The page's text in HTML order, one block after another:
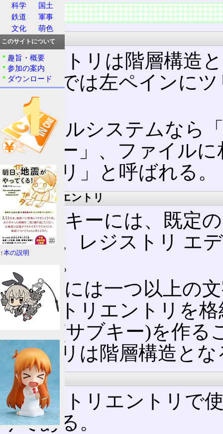
特徴
階層構造
レジストリは階層構造
ィターでは左ペインに
れる。
ファイルシステムなら
が「キー」、ファイル
エントリ」と呼ばれる。
レジストリエントリ
全てのキーには、既定
在する。レジストリ エ
される。
各キーには一つ以上の
レジストリエントリを
にキー(サブキー)を作
ジストリは階層構造と
データ型
レジストリエントリで
りである。
科学
国土
鉄道
軍事
文化
萌色
このサイトについて
趣旨・概要
参加の案内
ダウンロード
↑本の説明